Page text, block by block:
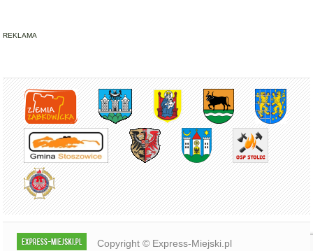
REKLAMA
Copyright © Express-Miejski.pl